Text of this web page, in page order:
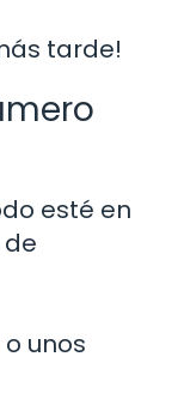
tarde!
esté en
unos